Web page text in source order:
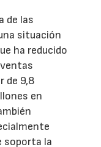
de las
situación
ha reducido
de 9,8
en
soporta la